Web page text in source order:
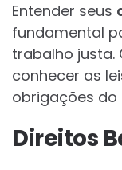
Entender seus
fundamental
trabalho justa.
conhecer as
obrigações
Direitos